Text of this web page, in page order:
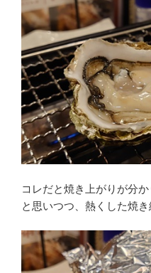
コレだと焼き上がりが分
と思いつつ、熱くした焼き